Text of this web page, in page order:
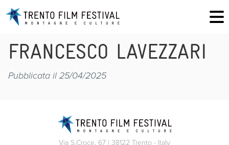
FRANCESCO LAVEZZARI
Pubblicata il 25/04/2025
Via S.Croce, 67 | 38122 Trento - Italy